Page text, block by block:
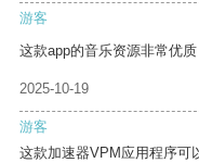
游客
这款app的音乐资源非常优
2025-10-19
游客
这款加速器VPM应用程序可